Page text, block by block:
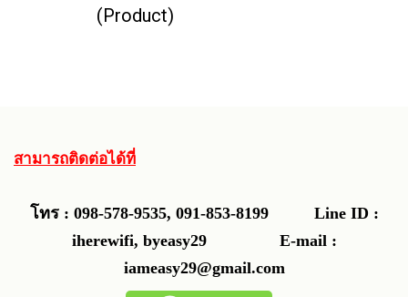
(Product)
สามารถติดต่อได้ที่
โทร : 098-578-9535, 091-853-8199 Line ID :
iherewifi, byeasy29 E-mail :
iameasy29@gmail.com